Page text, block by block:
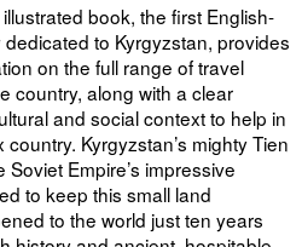
book, the first English-
to Kyrgyzstan, provides
on the full range of travel
country, along with a clear
and social context to help in
Kyrgyzstan’s mighty Tien
Empire’s impressive
to keep this small land
to the world just ten years